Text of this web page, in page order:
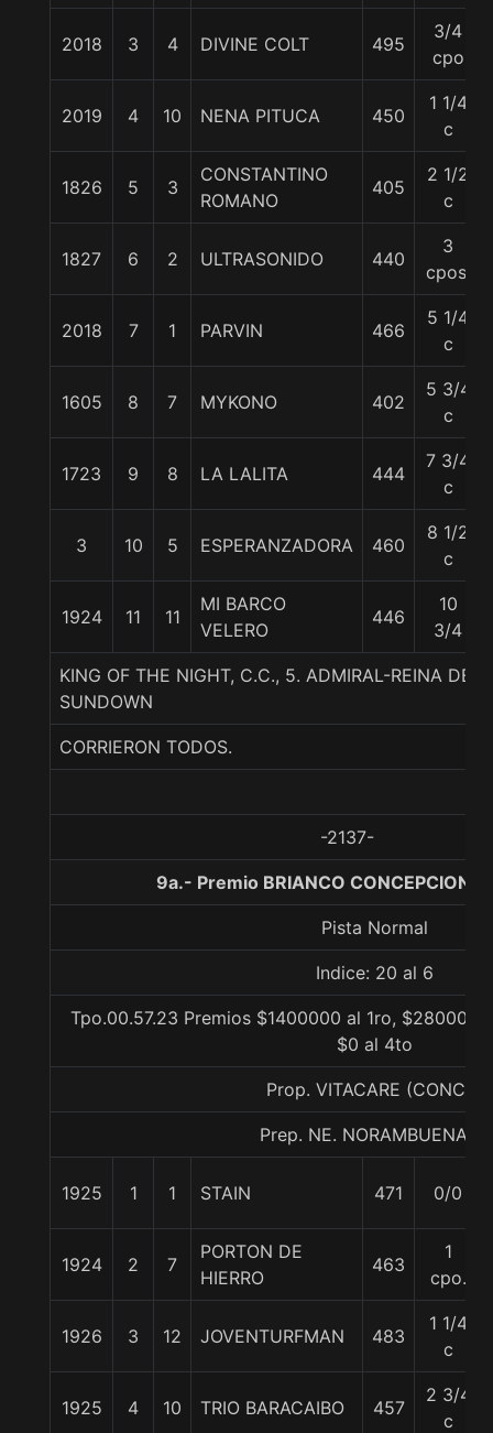
2018 3 4 DIVINE COLT 495
3/4
cpo
2019 4 10 NENA PITUCA 450
1 1/4
c
1826 5 3
CONSTANTINO
ROMANO
405
2 1/2
c
1827 6 2 ULTRASONIDO 440
3
cpos.
2018 7 1 PARVIN 466
5 1/4
c
1605 8 7 MYKONO 402
5 3/4
c
1723 9 8 LA LALITA 444
7 3/4
c
3 10 5 ESPERANZADORA 460
8 1/2
c
1924 11 11
MI BARCO
VELERO
446
10
3/4
KING OF THE NIGHT, C.C., 5. ADMIRAL-REINA DE
SUNDOWN
CORRIERON TODOS.
-2137-
9a.- Premio BRIANCO CONCEPCION,
Pista Normal
Indice: 20 al 6
Tpo.00.57.23 Premios $1400000 al 1ro, $280000
$0 al 4to
Prop. VITACARE (CONCE)
Prep. NE. NORAMBUENA B.
1925 1 1 STAIN 471 0/0
1924 2 7
PORTON DE
HIERRO
463
1
cpo.
1926 3 12 JOVENTURFMAN 483
1 1/4
c
1925 4 10 TRIO BARACAIBO 457
2 3/4
c